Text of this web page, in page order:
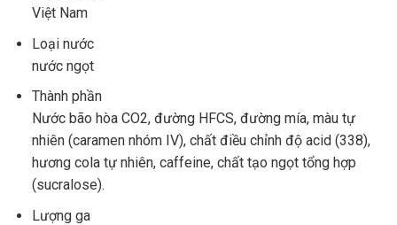
Việt Nam
Loại nước
nước ngọt
Thành phần
Nước bão hòa CO2, đường HFCS, đường mía, màu tự
nhiên (caramen nhóm IV), chất điều chỉnh độ acid (338),
hương cola tự nhiên, caffeine, chất tạo ngọt tổng hợp
(sucralose).
Lượng ga